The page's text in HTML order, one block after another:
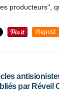
producteurs",
Repost
par Réveil